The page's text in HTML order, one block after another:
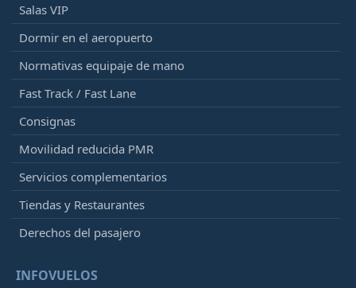
Salas VIP
Dormir en el aeropuerto
Normativas equipaje de mano
Fast Track / Fast Lane
Consignas
Movilidad reducida PMR
Servicios complementarios
Tiendas y Restaurantes
Derechos del pasajero
INFOVUELOS